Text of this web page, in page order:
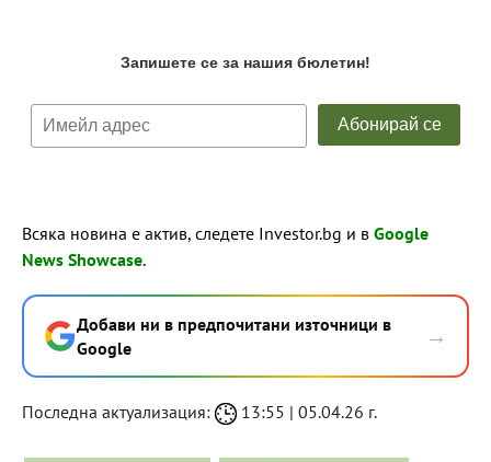
Всяка новина е актив, следете Investor.bg и в Google
News Showcase.
Добави ни в предпочитани източници в
Google
→
Последна актуализация: 13:55 | 05.04.26 г.